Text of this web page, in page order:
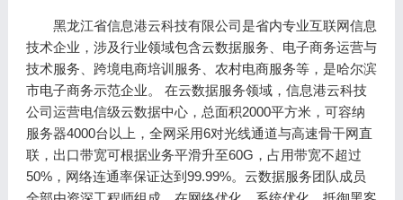
黑龙江省信息港云科技有限公司是省内专业互联网信息
技术企业，涉及行业领域包含云数据服务、电子商务运营与
技术服务、跨境电商培训服务、农村电商服务等，是哈尔滨
市电子商务示范企业。 在云数据服务领域，信息港云科技
公司运营电信级云数据中心，总面积2000平方米，可容纳
服务器4000台以上，全网采用6对光线通道与高速骨干网直
联，出口带宽可根据业务平滑升至60G，占用带宽不超过
50%，网络连通率保证达到99.99%。云数据服务团队成员